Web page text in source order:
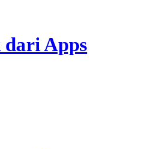
Apps